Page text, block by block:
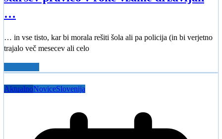
…
… in vse tisto, kar bi morala rešiti šola ali pa policija (in bi verjetno
trajalo več mesecev ali celo
AktualnoNoviceSlovenija